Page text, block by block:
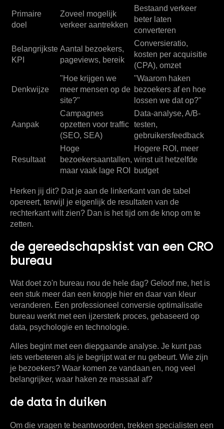
Primaire
doel
Zoveel mogelijk
verkeer aantrekken
Bestaand verkeer
beter laten
converteren
Belangrijkste
KPI
Aantal bezoekers,
pageviews, bereik
Conversieratio,
kosten per acquisitie
(CPA), omzet
Denkwijze
"Hoe krijgen we
meer mensen op de
site?"
"Waarom haken
bezoekers af en hoe
lossen we dat op?"
Aanpak
Campagnes
opzetten voor traffic
(SEO, SEA)
Data-analyse, A/B-
testen,
gebruikersfeedback
Resultaat
Hoge
bezoekersaantallen,
maar vaak lage ROI
Hogere ROI, meer
winst uit hetzelfde
budget
Herken jij dit? Dat je aan de linkerkant van de tabel
opereert, terwijl je eigenlijk de resultaten van de
rechterkant wilt zien? Dan is het tijd om de knop om te
zetten.
de gereedschapskist van een CRO
bureau
Wat doet zo'n bureau nou de hele dag? Geloof me, het is
een stuk meer dan een knopje hier en daar van kleur
veranderen. Een professioneel conversie optimalisatie
bureau werkt met een ijzersterk proces, gebaseerd op
data, psychologie en technologie.
Alles begint met een diepgaande analyse. Je kunt pas
iets verbeteren als je begrijpt wat er nu gebeurt. Wie zijn
je bezoekers? Waar komen ze vandaan en, nog veel
belangrijker, waar haken ze massaal af?
de data in duiken
Om die vragen te beantwoorden, trekken specialisten een